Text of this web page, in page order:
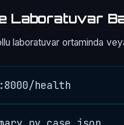
Laboratuvar
laboratuvar ortaminda